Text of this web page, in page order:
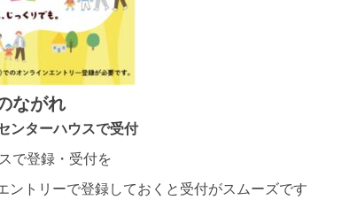
ながれ
ンターハウスで受付
で登録・受付を
ントリーで登録しておくと受付がスムーズです